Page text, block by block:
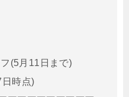
(5月11日まで)
時点)